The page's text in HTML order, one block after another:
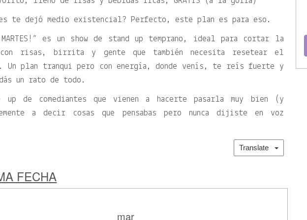
te dejó medio existencial? Perfecto, este plan es para eso.
MARTES!” es un show de stand up temprano, ideal para cortar la
con risas, birrita y gente que también necesita resetear el
Un plan tranqui pero con energía, donde venís, te reís fuerte y
un rato de todo.
up de comediantes que vienen a hacerte pasarla muy bien (y
a decir cosas que pensabas pero nunca dijiste en voz
Translate
FECHA
mar